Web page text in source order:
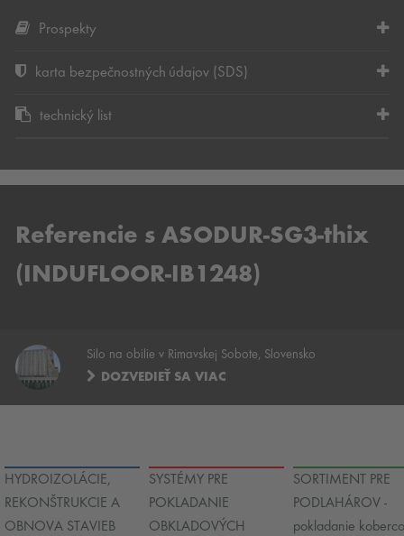
Prospekty
karta bezpečnostných údajov (SDS)
technický list
Referencie s ASODUR-SG3-thix
(INDUFLOOR-IB1248)
Silo na obilie v Rimavskej Sobote, Slovensko
DOZVEDIEŤ SA VIAC
HYDROIZOLÁCIE,
REKONŠTRUKCIE A
OBNOVA STAVIEB
SYSTÉMY PRE
POKLADANIE
OBKLADOVÝCH
SORTIMENT PRE
PODLAHÁROV -
pokladanie